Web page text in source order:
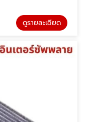
ดูรายละเอียด